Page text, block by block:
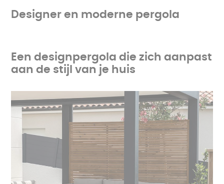
Designer en moderne pergola
Een designpergola die zich aanpast
aan de stijl van je huis